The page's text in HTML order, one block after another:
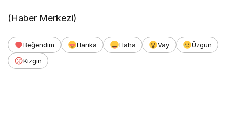
(Haber Merkezi)
Beğendim Harika Haha Vay
Üzgün
Kızgın